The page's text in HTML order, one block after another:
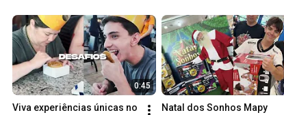
0:45
Viva experiências únicas no
Natal dos Sonhos Mapy